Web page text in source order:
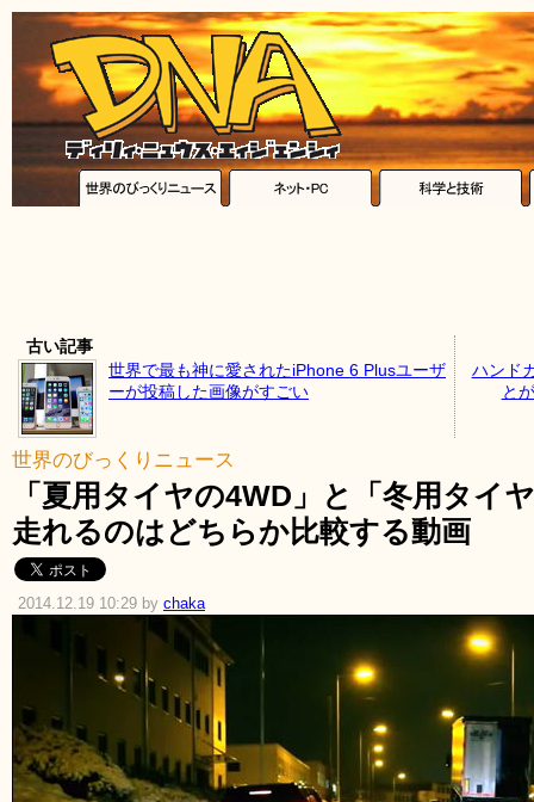
古い記事
世界で最も神に愛されたiPhone 6 Plusユーザ
ーが投稿した画像がすごい
ハンド
と
世界のびっくりニュース
「夏用タイヤの4WD」と「冬用タイ
走れるのはどちらか比較する動画
2014.12.19 10:29 by chaka